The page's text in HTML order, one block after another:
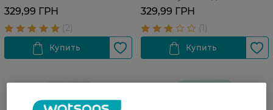
329,99 ГРН
чувствительной кожи SPF
50+ 50 г
329,99 ГРН